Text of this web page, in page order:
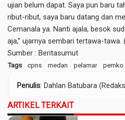
ujian belum dapat. Saya pun baru
ribut-ribut, saya baru datang dan
Cemanala ya. Nanti ajala, besok
aja,” ujarnya sembari tertawa-tawa.
Sumber : Beritasumut
Tags cpns medan pelamar pemko
Penulis: Dahlan Batubara
ARTIKEL TERKAIT